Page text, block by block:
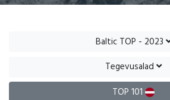
Baltic TOP - 2023
Tegevusalad
TOP 101